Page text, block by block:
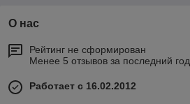
О нас
Рейтинг не сформирован
Менее 5 отзывов за последний год
Работает с 16.02.2012